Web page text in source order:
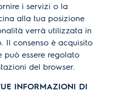
i servizi o la
alla tua posizione
verrà utilizzata in
Il consenso è acquisito
può essere regolato
del browser.
INFORMAZIONI DI